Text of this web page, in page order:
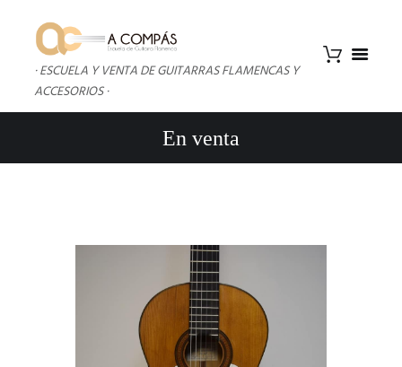
· ESCUELA Y VENTA DE GUITARRAS FLAMENCAS Y
ACCESORIOS ·
En venta